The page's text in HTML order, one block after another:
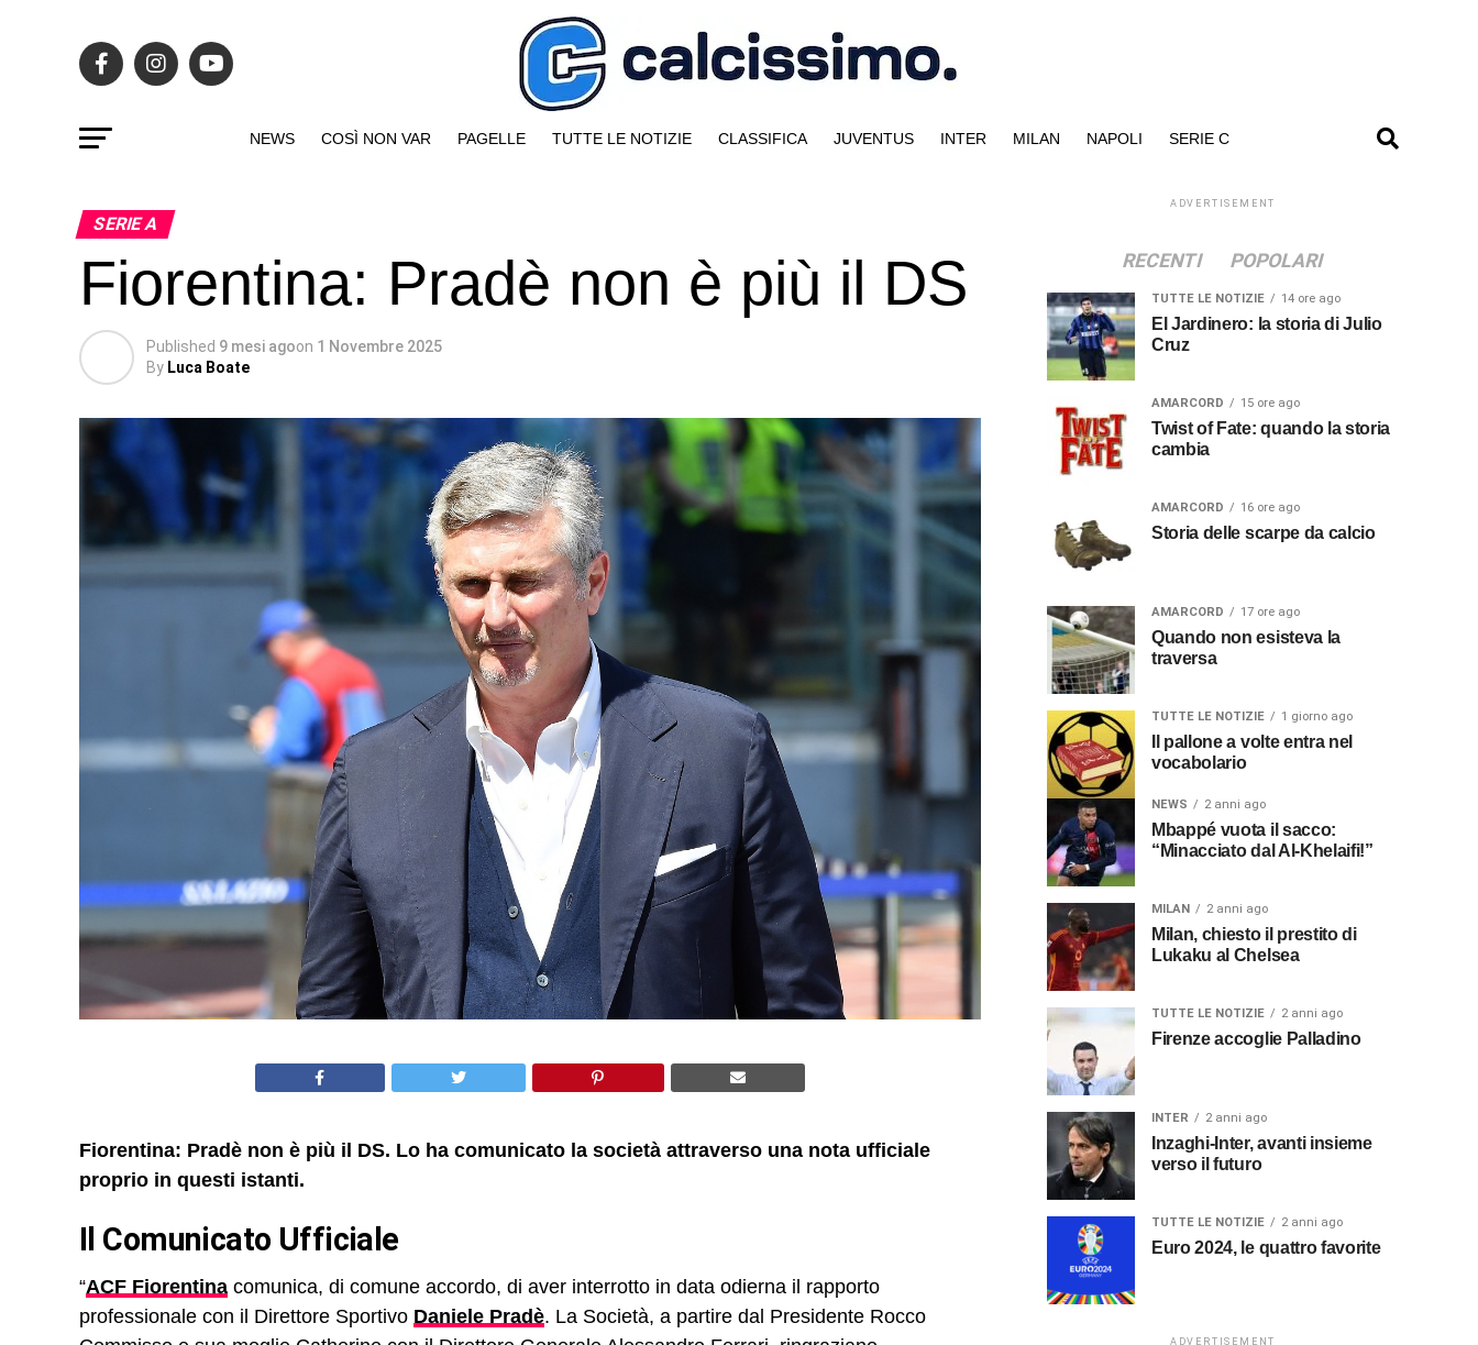
NEWS COSÌ NON VAR PAGELLE TUTTE LE NOTIZIE CLASSIFICA JUVENTUS INTER MILAN NAPOLI SERIE C
SERIE A
Fiorentina: Pradè non è più il DS
Published 9 mesi agoon 1 Novembre 2025
By Luca Boate
Fiorentina: Pradè non è più il DS. Lo ha comunicato la società attraverso una nota ufficiale
proprio in questi istanti.
Il Comunicato Ufficiale
“ACF Fiorentina comunica, di comune accordo, di aver interrotto in data odierna il rapporto
professionale con il Direttore Sportivo Daniele Pradè. La Società, a partire dal Presidente Rocco
ADVERTISEMENT
RECENTI POPOLARI
TUTTE LE NOTIZIE 14 ore ago
El Jardinero: la storia di Julio
Cruz
AMARCORD 15 ore ago
Twist of Fate: quando la storia
cambia
AMARCORD 16 ore ago
Storia delle scarpe da calcio
AMARCORD 17 ore ago
Quando non esisteva la
traversa
TUTTE LE NOTIZIE 1 giorno ago
Il pallone a volte entra nel
vocabolario
NEWS 2 anni ago
Mbappé vuota il sacco:
“Minacciato dal Al-Khelaifi!”
MILAN 2 anni ago
Milan, chiesto il prestito di
Lukaku al Chelsea
TUTTE LE NOTIZIE 2 anni ago
Firenze accoglie Palladino
INTER 2 anni ago
Inzaghi-Inter, avanti insieme
verso il futuro
TUTTE LE NOTIZIE 2 anni ago
Euro 2024, le quattro favorite
ADVERTISEMENT